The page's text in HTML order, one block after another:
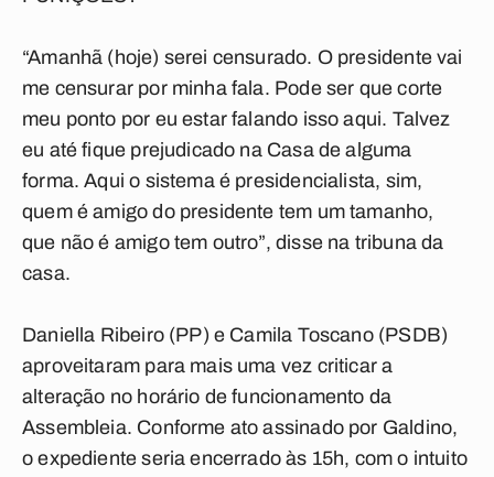
“Amanhã (hoje) serei censurado. O presidente vai
me censurar por minha fala. Pode ser que corte
meu ponto por eu estar falando isso aqui. Talvez
eu até fique prejudicado na Casa de alguma
forma. Aqui o sistema é presidencialista, sim,
quem é amigo do presidente tem um tamanho,
que não é amigo tem outro”, disse na tribuna da
casa.
Daniella Ribeiro (PP) e Camila Toscano (PSDB)
aproveitaram para mais uma vez criticar a
alteração no horário de funcionamento da
Assembleia. Conforme ato assinado por Galdino,
o expediente seria encerrado às 15h, com o intuito